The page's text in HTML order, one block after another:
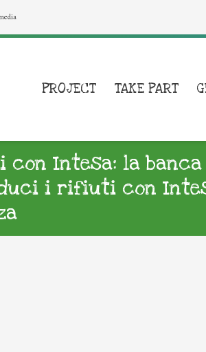
PROJECT TAKE PART
Intesa: la banca
i rifiuti con